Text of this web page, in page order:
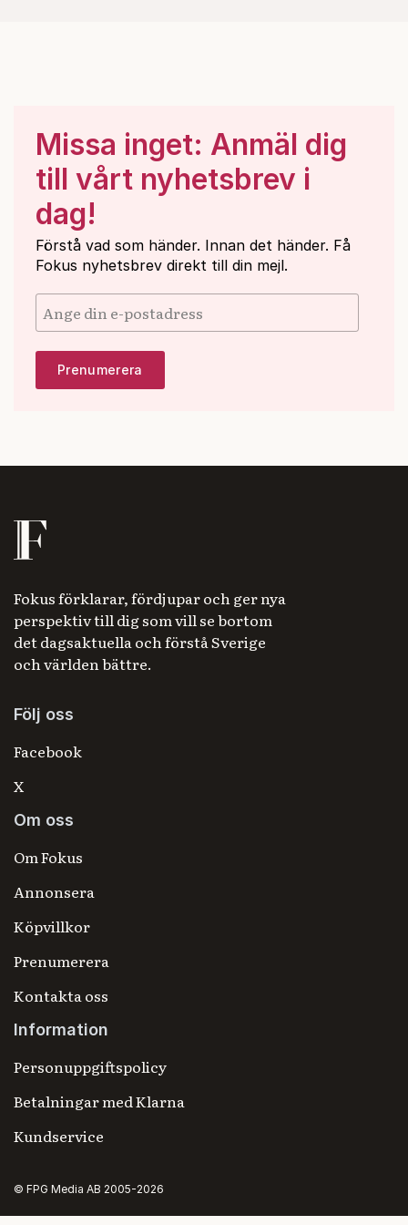
Missa inget: Anmäl dig
till vårt nyhetsbrev i
dag!
Förstå vad som händer. Innan det händer. Få
Fokus nyhetsbrev direkt till din mejl.
Fokus förklarar, fördjupar och ger nya
perspektiv till dig som vill se bortom
det dagsaktuella och förstå Sverige
och världen bättre.
Följ oss
Facebook
X
Om oss
Om Fokus
Annonsera
Köpvillkor
Prenumerera
Kontakta oss
Information
Personuppgiftspolicy
Betalningar med Klarna
Kundservice
© FPG Media AB 2005-2026